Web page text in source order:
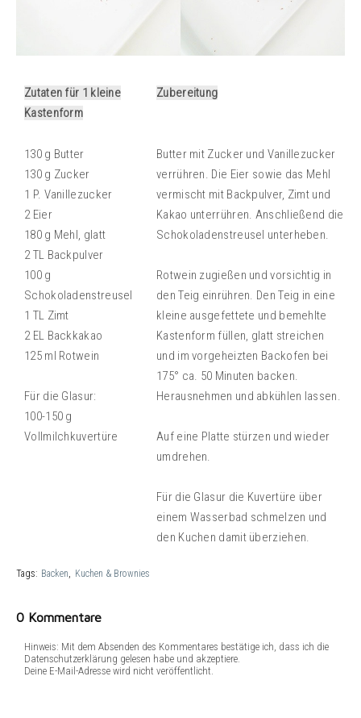
Zutaten für 1 kleine
Kastenform
Zubereitung
130 g Butter
130 g Zucker
1 P. Vanillezucker
2 Eier
180 g Mehl, glatt
2 TL Backpulver
100 g
Schokoladenstreusel
1 TL Zimt
2 EL Backkakao
125 ml Rotwein
Für die Glasur:
100-150 g
Vollmilchkuvertüre
Butter mit Zucker und Vanillezucker
verrühren. Die Eier sowie das Mehl
vermischt mit Backpulver, Zimt und
Kakao unterrühren. Anschließend die
Schokoladenstreusel unterheben.
Rotwein zugießen und vorsichtig in
den Teig einrühren. Den Teig in eine
kleine ausgefettete und bemehlte
Kastenform füllen, glatt streichen
und im vorgeheizten Backofen bei
175° ca. 50 Minuten backen.
Herausnehmen und abkühlen lassen.
Auf eine Platte stürzen und wieder
umdrehen.
Für die Glasur die Kuvertüre über
einem Wasserbad schmelzen und
den Kuchen damit überziehen.
Tags: Backen Kuchen & Brownies
0 Kommentare
Hinweis: Mit dem Absenden des Kommentares bestätige ich, dass ich die
Datenschutzerklärung gelesen habe und akzeptiere.
Deine E-Mail-Adresse wird nicht veröffentlicht.